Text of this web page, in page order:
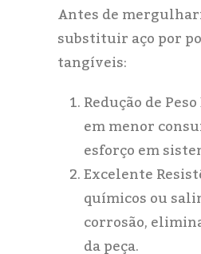
Antes de
substituir aço por
tangíveis:
Redução de
em menor
esforço em
Excelente
químicos ou
corrosão,
da peça.